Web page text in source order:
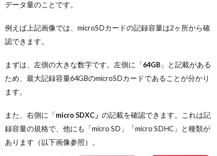
データ量のことです。
例えば上記画像では、microSDカードの記録容量は2ヶ所から確
認できます。
まずは、左側の大きな数字です。左側に「64GB 」と記載がある
ため、最大記録容量64GBのmicroSDカードであることが分かり
ます。
また、右側に「micro SDXC」 の記載を確認できます。これは記
録容量の規格で、他にも「micro SD」「micro SDHC」と種類が
あります（以下画像参照）。